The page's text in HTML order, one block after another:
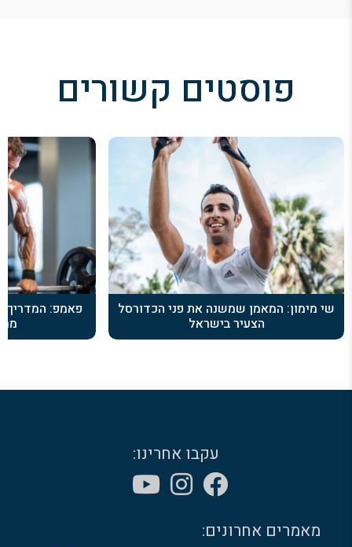
פוסטים קשורים
שי מימון: המאמן שמשנה את פני הכדורסל
הצעיר בישראל
פאמפ: המדריך
עקבו אחרינו:
מאמרים אחרונים: